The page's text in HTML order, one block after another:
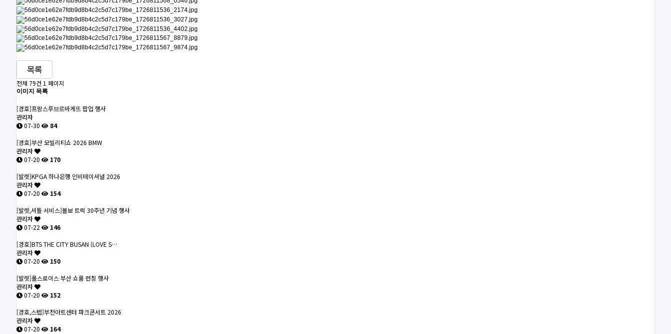
목록
전체 79건 1 페이지
이미지 목록
[경호]프랑스루브르바게뜨 팝업 행사
관리자
07-30
84
[경호]부산 모빌리티쇼 2026 BMW
관리자
07-20
170
[발렛]KPGA 하나은행 인비테이셔널 2026
관리자
07-20
154
[발렛,셔틀 서비스]볼보 트럭 30주년 기념 행사
관리자
07-22
146
[경호]BTS THE CITY BUSAN (LOVE S…
관리자
07-20
150
[발렛]롤스로이스 부산 쇼룸 런칭 행사
관리자
07-20
152
[경호,스텝]부천아트센터 파크콘서트 2026
관리자
07-20
164